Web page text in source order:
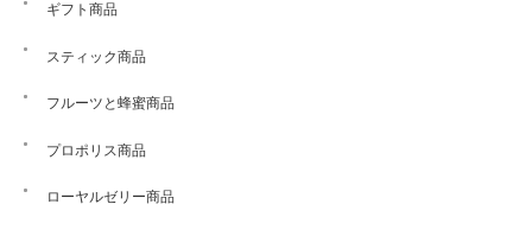
ギフト商品
スティック商品
フルーツと蜂蜜商品
プロポリス商品
ローヤルゼリー商品